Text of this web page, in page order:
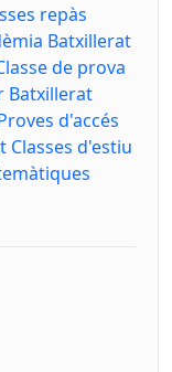
repàs
Batxillerat
de prova
Batxillerat
d'accés
Classes d'estiu